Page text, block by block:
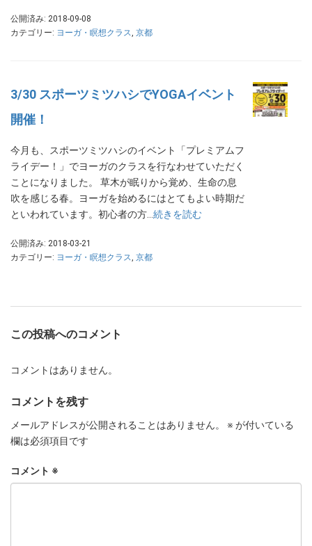
公開済み: 2018-09-08
カテゴリー: ヨーガ・瞑想クラス, 京都
3/30 スポーツミツハシでYOGAイベント
開催！
今月も、スポーツミツハシのイベント「プレミアムフ
ライデー！」でヨーガのクラスを行なわせていただく
ことになりました。 草木が眠りから覚め、生命の息
吹を感じる春。ヨーガを始めるにはとてもよい時期だ
といわれています。初心者の方… 続きを読む
公開済み: 2018-03-21
カテゴリー: ヨーガ・瞑想クラス, 京都
この投稿へのコメント
コメントはありません。
コメントを残す
メールアドレスが公開されることはありません。 ※ が付いている
欄は必須項目です
コメント ※